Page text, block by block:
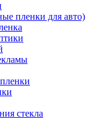
пленки для авто)
стекла